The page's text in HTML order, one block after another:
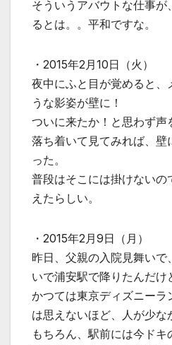
そういうアバウトな仕事が
るとは。。平和ですな。
・2015年2月10日（火）
夜中にふと目が覚めると、
うな影姿が壁に！
ついに来たか！と思わず声
落ち着いて見てみれば、壁
った。
普段はそこには掛けないの
えたらしい。
・2015年2月9日（月）
昨日、父親の入院見舞い
いで浦安駅で降りたんだけ
かつては東京ディズニーラ
は思えないほど、人が少な
もちろん、駅前には今ド